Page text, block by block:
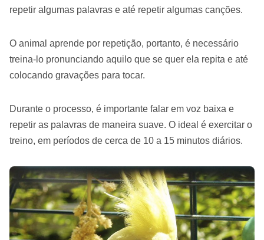
repetir algumas palavras e até repetir algumas canções.
O animal aprende por repetição, portanto, é necessário
treina-lo pronunciando aquilo que se quer ela repita e até
colocando gravações para tocar.
Durante o processo, é importante falar em voz baixa e
repetir as palavras de maneira suave. O ideal é exercitar o
treino, em períodos de cerca de 10 a 15 minutos diários.